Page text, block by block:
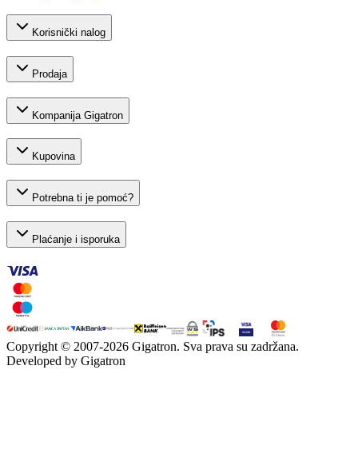
Korisnički nalog
Prodaja
Kompanija Gigatron
Kupovina
Potrebna ti je pomoć?
Plaćanje i isporuka
Copyright © 2007-2026 Gigatron. Sva prava su zadržana.
Developed by Gigatron